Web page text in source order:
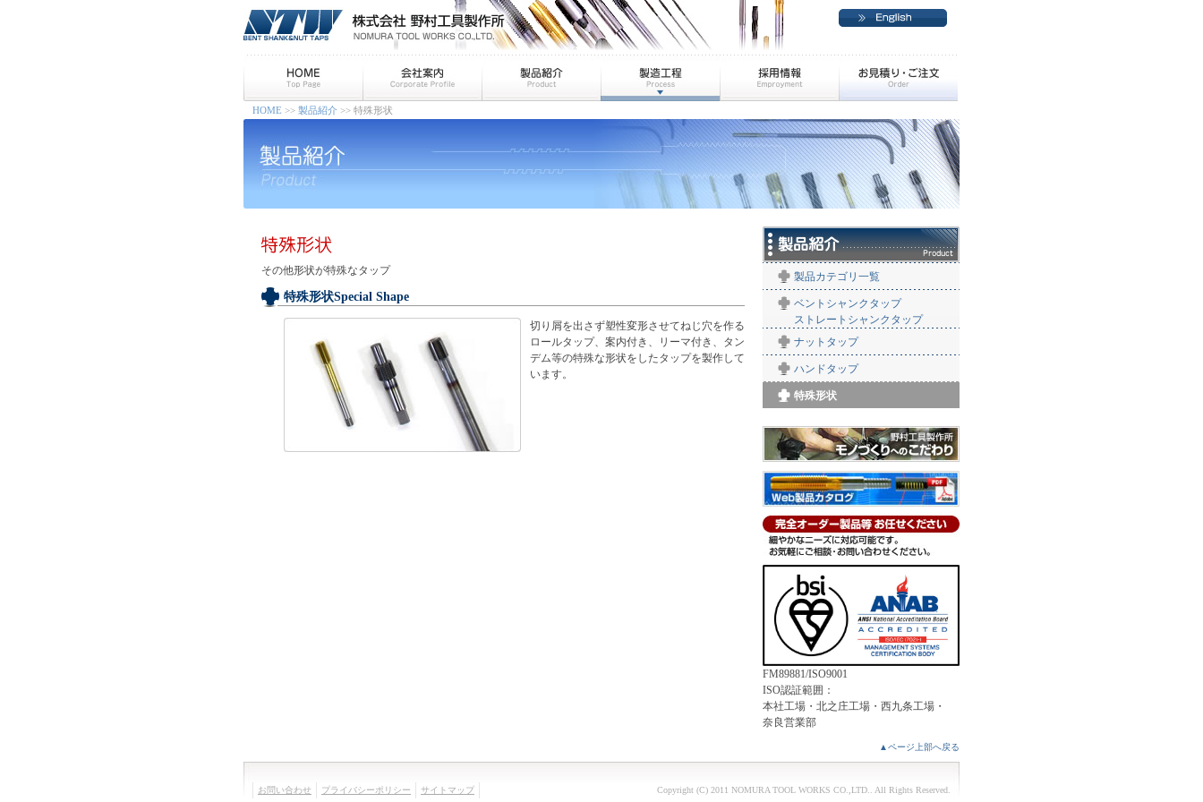
HOME >> 製品紹介 >> 特殊形状
その他形状が特殊なタップ
特殊形状Special Shape
切り屑を出さず塑性変形させてねじ穴を作る
ロールタップ、案内付き、リーマ付き、タン
デム等の特殊な形状をしたタップを製作して
います。
製品カテゴリ一覧
ベントシャンクタップ
ストレートシャンクタップ
ナットタップ
ハンドタップ
特殊形状
FM89881/ISO9001
ISO認証範囲：
本社工場・北之庄工場・西九条工場・
奈良営業部
▲ページ上部へ戻る
お問い合わせ プライバシーポリシー サイトマップ Copyright (C) 2011 NOMURA TOOL WORKS CO.,LTD. . All Rights Reserved.